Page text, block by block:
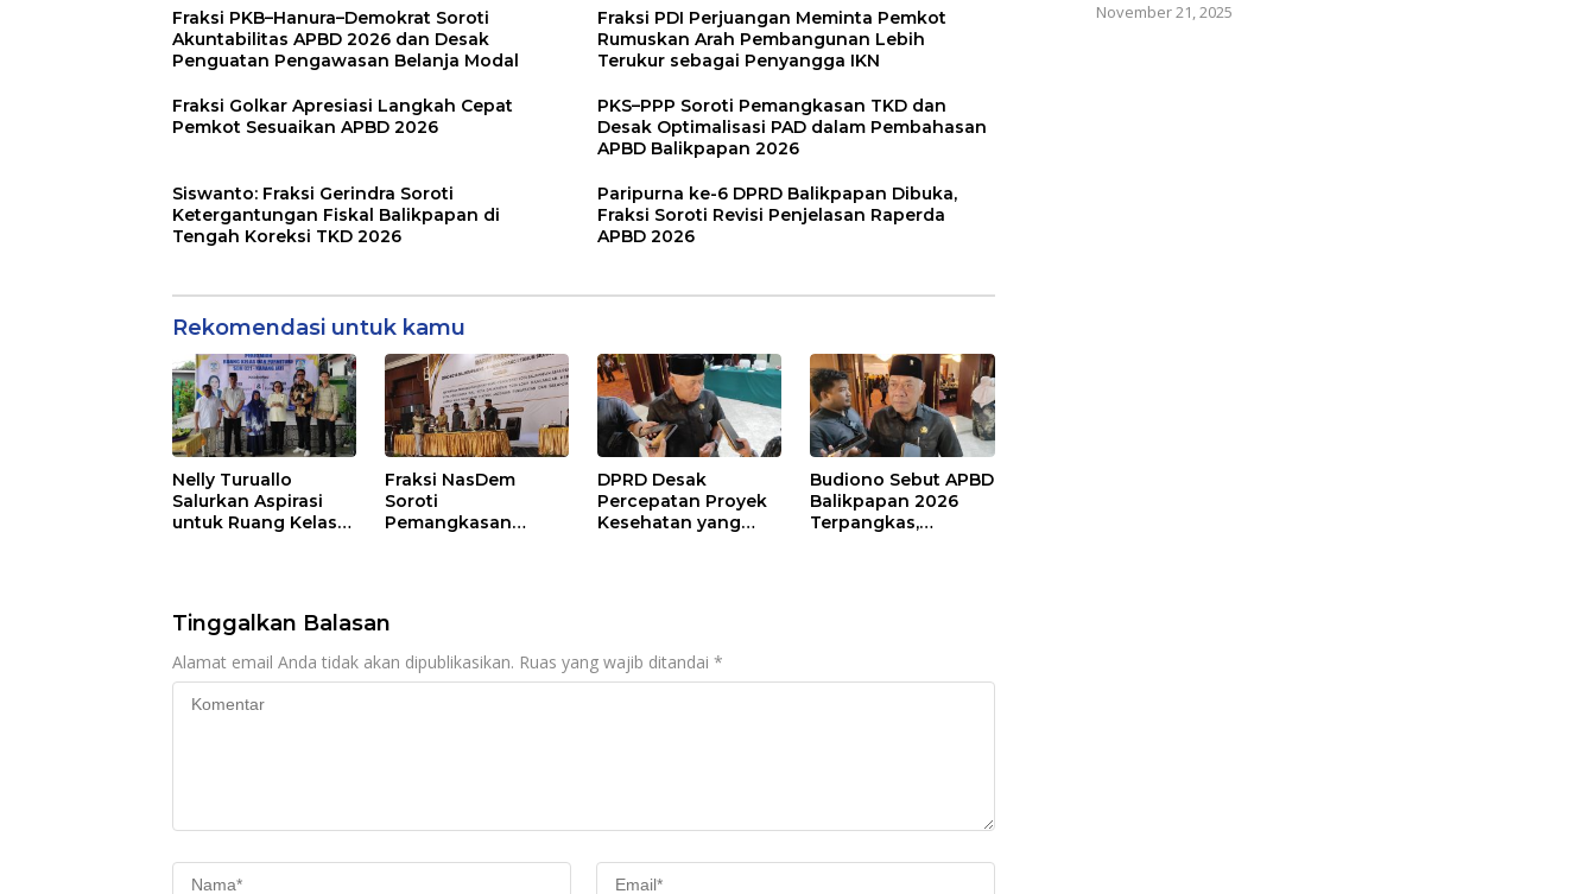
Fraksi PKB–Hanura–Demokrat Soroti
Akuntabilitas APBD 2026 dan Desak
Penguatan Pengawasan Belanja Modal
Fraksi PDI Perjuangan Meminta Pemkot
Rumuskan Arah Pembangunan Lebih
Terukur sebagai Penyangga IKN
Fraksi Golkar Apresiasi Langkah Cepat
Pemkot Sesuaikan APBD 2026
PKS–PPP Soroti Pemangkasan TKD dan
Desak Optimalisasi PAD dalam Pembahasan
APBD Balikpapan 2026
Siswanto: Fraksi Gerindra Soroti
Ketergantungan Fiskal Balikpapan di
Tengah Koreksi TKD 2026
Paripurna ke-6 DPRD Balikpapan Dibuka,
Fraksi Soroti Revisi Penjelasan Raperda
APBD 2026
Rekomendasi untuk kamu
Nelly Turuallo
Salurkan Aspirasi
untuk Ruang Kelas
Fraksi NasDem
Soroti
Pemangkasan
Publik
DPRD Desak
Percepatan Proyek
Kesehatan yang
Budiono Sebut APBD
Balikpapan 2026
Terpangkas,
Tinggalkan Balasan
Alamat email Anda tidak akan dipublikasikan. Ruas yang wajib ditandai *
November 21, 2025